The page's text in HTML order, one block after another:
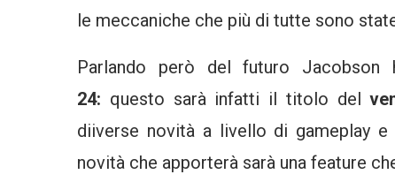
le meccaniche che più di tutte sono
Parlando però del futuro
24: questo sarà infatti il titolo del
diiverse novità a livello di gameplay
novità che apporterà sarà una feature